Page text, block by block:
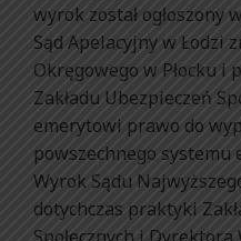
wyrok został ogłoszony
Sąd Apelacyjny w Łodzi
Okręgowego w Płocku i
Zakładu Ubezpieczeń
emerytowi prawo do
powszechnego systemu
Wyrok Sądu
dotychczas praktyki